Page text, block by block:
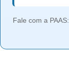
Fale com a PAAS: